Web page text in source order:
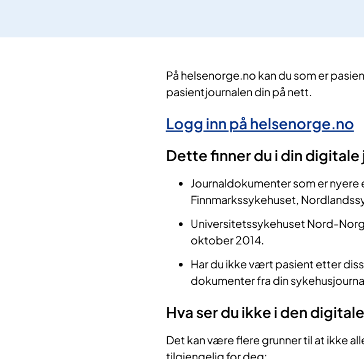
På helsenorge.no kan du som er
pasientjournalen din på nett.
​Logg inn på helsenorge.no​
Dette finner du i din digi​tale
​Journaldokumenter som er nyere
Finnmarkssykehuset,
Universitetssykehuset Nord-
oktober 2014.
Har du ikke vært pasient etter
dokumenter fra din
Hva ser du ikke i den
Det kan være flere grunner til at ikke